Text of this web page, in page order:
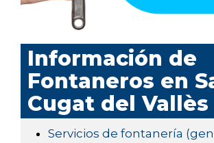
Información de
Fontaneros en
Cugat del Vallès
Servicios de fontanería